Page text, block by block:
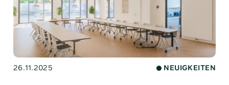
26.11.2025 NEUIGKEITEN